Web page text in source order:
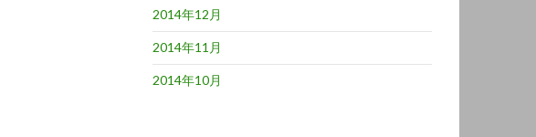
2014年12月
2014年11月
2014年10月